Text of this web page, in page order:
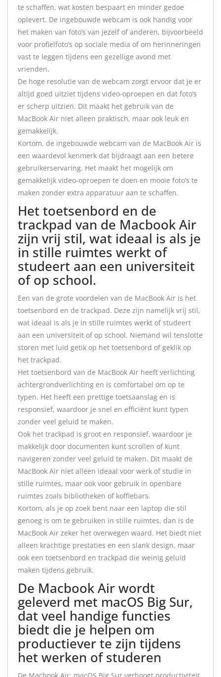
te schaffen, wat kosten bespaart en minder gedoe
oplevert. De ingebouwde webcam is ook handig voor
het maken van foto’s van jezelf of anderen, bijvoorbeeld
voor profielfoto’s op sociale media of om herinneringen
vast te leggen tijdens een gezellige avond met
vrienden.
De hoge resolutie van de webcam zorgt ervoor dat je er
altijd goed uitziet tijdens video-oproepen en dat foto’s
er scherp uitzien. Dit maakt het gebruik van de
MacBook Air niet alleen praktisch, maar ook leuk en
gemakkelijk.
Kortom, de ingebouwde webcam van de MacBook Air is
een waardevol kenmerk dat bijdraagt aan een betere
gebruikerservaring. Het maakt het mogelijk om
gemakkelijk video-oproepen te doen en mooie foto’s te
maken zonder extra apparatuur aan te schaffen.
Het toetsenbord en de
trackpad van de Macbook Air
zijn vrij stil, wat ideaal is als je
in stille ruimtes werkt of
studeert aan een universiteit
of op school.
Een van de grote voordelen van de MacBook Air is het
toetsenbord en de trackpad. Deze zijn namelijk vrij stil,
wat ideaal is als je in stille ruimtes werkt of studeert
aan een universiteit of op school. Niemand wil tenslotte
storen met luid getik op het toetsenbord of geklik op
het trackpad.
Het toetsenbord van de MacBook Air heeft verlichting
achtergrondverlichting en is comfortabel om op te
typen. Het heeft een prettige toetsaanslag en is
responsief, waardoor je snel en efficiënt kunt typen
zonder veel geluid te maken.
Ook het trackpad is groot en responsief, waardoor je
makkelijk door documenten kunt scrollen of kunt
navigeren zonder veel geluid te maken. Dit maakt de
MacBook Air niet alleen ideaal voor werk of studie in
stille ruimtes, maar ook voor gebruik in openbare
ruimtes zoals bibliotheken of koffiebars.
Kortom, als je op zoek bent naar een laptop die stil
genoeg is om te gebruiken in stille ruimtes, dan is de
MacBook Air zeker het overwegen waard. Het biedt niet
alleen krachtige prestaties en een slank design, maar
ook een toetsenbord en trackpad die weinig geluid
maken tijdens gebruik.
De Macbook Air wordt
geleverd met macOS Big Sur,
dat veel handige functies
biedt die je helpen om
productiever te zijn tijdens
het werken of studeren